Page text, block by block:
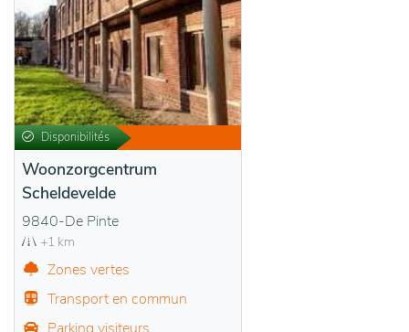
Disponibilités
Woonzorgcentrum
Scheldevelde
9840-De Pinte
+1 km
Zones vertes
Transport en commun